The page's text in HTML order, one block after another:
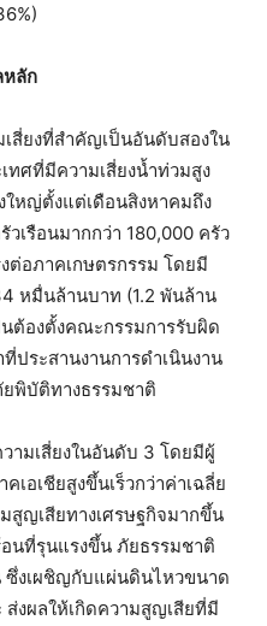
หลัก
สี่ยงที่สำคัญเป็นอันดับสองใน
ทศที่มีความเสี่ยงน้ำท่วมสูง
หญ่ตั้งแต่เดือนสิงหาคมถึง
เรือนมากกว่า 180,000 ครัว
ต่อภาคเกษตรกรรม โดยมี
หมื่นล้านบาท (1.2 พันล้าน
ต้องตั้งคณะกรรมการรับผิด
ระสานงานการดำเนินงาน
ยพิบัติทางธรรมชาติ
ามเสี่ยงในอันดับ 3 โดยมีผู้
อเชียสูงขึ้นเร็วกว่าค่าเฉลี่ย
สูญเสียทางเศรษฐกิจมากขึ้น
นที่รุนแรงขึ้น ภัยธรรมชาติ
ซึ่งเผชิญกับแผ่นดินไหวขนาด
งผลให้เกิดความสูญเสียที่มี